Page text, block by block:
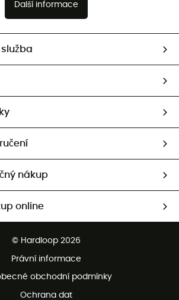
Další informace
nákup
online
dnů
služba
© Hardloop 2026
Právní informace
obchodní podmínky
Ochrana dat